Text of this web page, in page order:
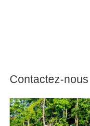
Contactez-nous